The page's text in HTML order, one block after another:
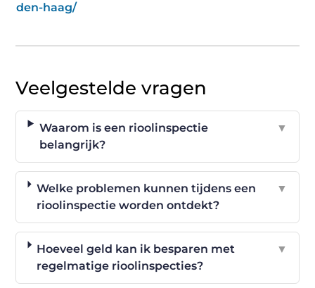
den-haag/
Veelgestelde vragen
Waarom is een rioolinspectie
belangrijk?
▼
Welke problemen kunnen tijdens een
rioolinspectie worden ontdekt?
▼
Hoeveel geld kan ik besparen met
regelmatige rioolinspecties?
▼